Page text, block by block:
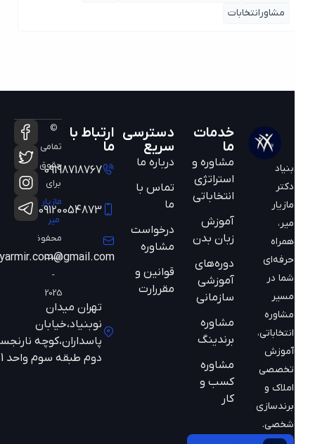
مشاورانتخابات
مازیار
همراه
حرفه‌ای
شما در
مسیر
مشاوره
انتخاباتی،
آموزش
تخصصی
املاک و
برندسازی
شخصی.
خدمات
مشاوره و
استراتژی
انتخاباتی
آموزش
زبان بدن
دوره‌های
آموزشی
سازمانی
مشاوره
برندینگ
مشاوره
کسب و
دسترسی
سریع
درباره ما
تماس با
ما
درخواست
مشاوره
قوانین و
مقررارت
ارتباط با
09198718767
09120054873
mazyarmir.com@gmail.com
تهران میدان
نوبنیاد،خیابان
پاسداران،کوچه نارنجستان
دوم طبقه سوم واحد 301
©
تمامی
حقوق
محفوظ
است